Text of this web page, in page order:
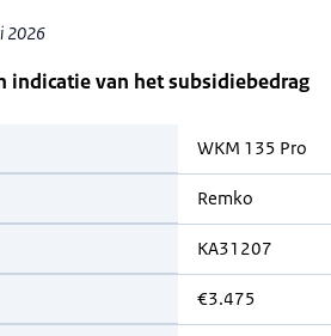
2026
indicatie van het subsidiebedrag
WKM 135 Pro
Remko
KA31207
€3.475